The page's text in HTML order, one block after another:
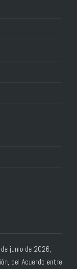
junio de 2026,
del Acuerdo entre